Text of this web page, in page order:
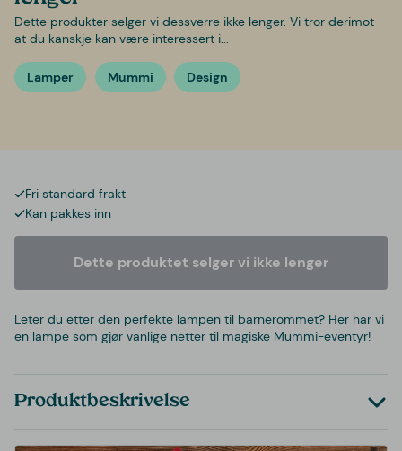
Dette produkter selger vi dessverre ikke lenger. Vi tror derimot
at du kanskje kan være interessert i...
Lamper Mummi Design
Fri standard frakt
Kan pakkes inn
Dette produktet selger vi ikke lenger
Leter du etter den perfekte lampen til barnerommet? Her har vi
en lampe som gjør vanlige netter til magiske Mummi-eventyr!
Produktbeskrivelse